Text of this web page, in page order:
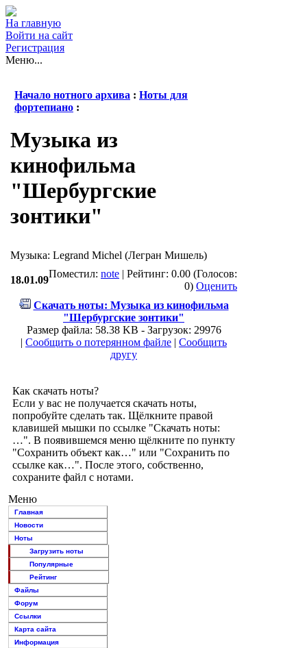
На главную
Войти на сайт
Регистрация
Меню...
Начало нотного архива : Ноты для
фортепиано :
Музыка из
кинофильма
"Шербургские
зонтики"
Музыка: Legrand Michel (Легран Мишель)
18.01.09
Поместил: note | Рейтинг: 0.00 (Голосов:
0) Оценить
Скачать ноты: Музыка из кинофильма
"Шербургские зонтики"
Размер файла: 58.38 KB - Загрузок: 29976
| Сообщить о потерянном файле | Сообщить
другу
Как скачать ноты?
Если у вас не получается скачать ноты,
попробуйте сделать так. Щёлкните правой
клавишей мышки по ссылке "Скачать ноты:
…". В появившемся меню щёлкните по пункту
"Сохранить объект как…" или "Сохранить по
ссылке как…". После этого, собственно,
сохраните файл с нотами.
Меню
Главная
Новости
Ноты
Загрузить ноты
Популярные
Рейтинг
Файлы
Форум
Ссылки
Карта сайта
Информация